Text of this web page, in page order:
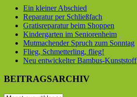
Ein kleiner Abschied
Reparatur per Schließfach
Gratisreparatur beim Shoppen
Kindergarten im Seniorenheim
Mutmachender Spruch zum Sonntag
Flieg, Schmetterling, flieg!
Neu entwickelter Bambus-Kunststoff
BEITRAGSARCHIV